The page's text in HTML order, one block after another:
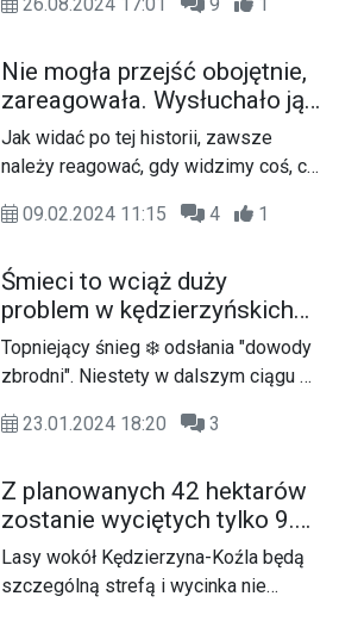
siedziba Nadleśnictwa Brzeźce, nie
zakresie przystosowania dla osób
niepełnosprawnych. Nowa kancelaria
ma na celu nie tylko poprawę
warunków pracy, ale przede
infrastruktury do potrzeb wszystkich
Nie mogła przejść obojętnie,
zareagowała. Wysłuchało ją
Nadleśnictwo Kędzierzyn i
rozpoczęło likwidację
dzikiego wysypiska
Jak widać po tej historii, zawsze
należy reagować, gdy widzimy coś, co
Mieszkanka miasta spacerując po
zobaczyła ogromną ilość śmieci. Było
tam niemal wszystko, stare kanapy,
prowizorka altany, ogromne ilości
plastiku, a nawet lodówka. Kobieta
zgłosiła problem Nadleśnictwu, które
podjęło działania porządkowe.
09.02.2024 11:15 4 1
Śmieci to wciąż duży
problem w kędzierzyńskich
lasach. Miasto,
Nadleśnictwo i Czysty
Region zachęcają, aby wziąć
sprawy w swoje ręce
Topniejący śnieg ❄️ odsłania "dowody
zbrodni". Niestety w dalszym ciągu w
porzucone śmieci
23.01.2024 18:20 3
Z planowanych 42 hektarów
zostanie wyciętych tylko 9.
Nadleśnictwo znacząco
zmieniło plany wycinki lasu w
okolicach osiedli
Lasy wokół Kędzierzyna-Koźla będą
szczególną strefą i wycinka nie